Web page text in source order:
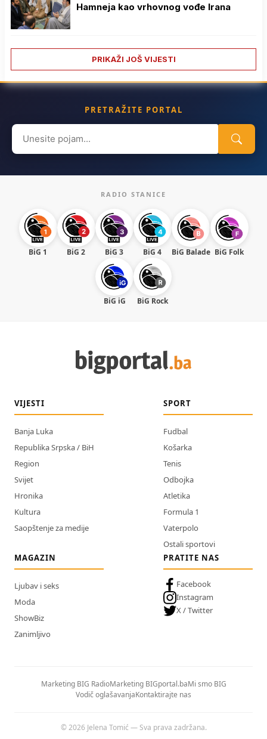
Hamneja kao vrhovnog vođe Irana
PRIKAŽI JOŠ VIJESTI
PRETRAŽITE PORTAL
Search
for:
RADIO STANICE
BiG 1 BiG 2 BiG 3 BiG 4 BiG Balade BiG Folk
BiG iG BiG Rock
VIJESTI
Banja Luka
Republika Srpska / BiH
Region
Svijet
Hronika
Kultura
Saopštenje za medije
SPORT
Fudbal
Košarka
Tenis
Odbojka
Atletika
Formula 1
Vaterpolo
Ostali sportovi
MAGAZIN
Ljubav i seks
Moda
ShowBiz
Zanimljivo
PRATITE NAS
Facebook
Instagram
X / Twitter
Marketing BIG RadioMarketing BIGportal.baMi smo BIG
Vodič oglašavanjaKontaktirajte nas
© 2026 Jelena Tomić — Sva prava zadržana.